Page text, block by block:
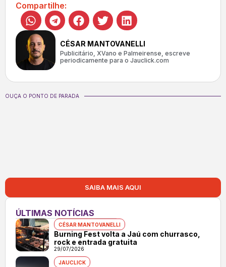
Compartilhe:
CÉSAR MANTOVANELLI
Publicitário, XVano e Palmeirense, escreve
periodicamente para o Jauclick.com
OUÇA O PONTO DE PARADA
SAIBA MAIS AQUI
ÚLTIMAS NOTÍCIAS
CÉSAR MANTOVANELLI
Burning Fest volta a Jaú com churrasco,
rock e entrada gratuita
29/07/2026
JAUCLICK